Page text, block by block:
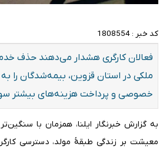
کد خبر : 1808554
فعالان کارگری هشدار می‌دهند حذف
ملکی در استان قزوین، بیمه‌شدگان را
خصوصی و پرداخت هزینه‌های بیشتر
به گزارش خبرنگار ایلنا، همزمان با
معیشت بر زندگی طبقۀ مولد، دسترسی